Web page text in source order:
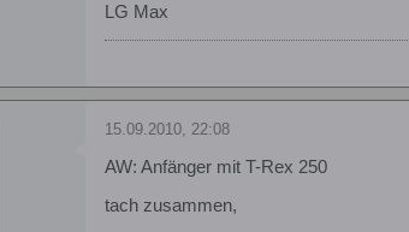
LG Max
15.09.2010, 22:08
AW: Anfänger mit T-Rex 250
tach zusammen,